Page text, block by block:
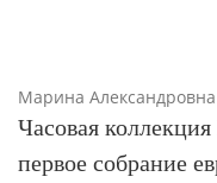
Марина
Часовая
первое собрание